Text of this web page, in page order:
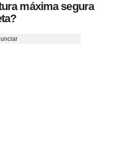
máxima segura